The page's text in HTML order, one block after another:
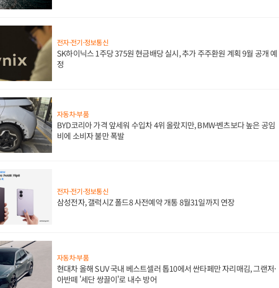
전자·전기·정보통신
SK하이닉스 1주당 375원 현금배당 실시, 추가 주주환원 계획 9월 공개 예
정
자동차·부품
BYD코리아 가격 앞세워 수입차 4위 올랐지만, BMW·벤츠보다 높은 공임
비에 소비자 불만 폭발
전자·전기·정보통신
삼성전자, 갤럭시Z 폴드8 사전예약 개통 8월31일까지 연장
자동차·부품
현대차 올해 SUV 국내 베스트셀러 톱10에서 싼타페만 자리매김, 그랜저·
아반떼 '세단 쌍끌이'로 내수 방어